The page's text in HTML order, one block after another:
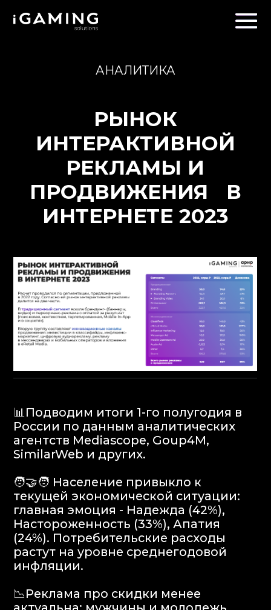
РЕКЛАМЫ И
ПРОДВИЖЕНИЯ В
ИНТЕРНЕТЕ 2023
📊Подводим итоги 1-го полугодия в
России по данным аналитических
агентств Mediascope, Goup4M,
SimilarWeb и других.
🧑‍🤝‍🧑 Население привыкло к
текущей экономической ситуации:
главная эмоция - Надежда (42%),
Настороженность (33%), Апатия
📉Реклама про скидки менее
актуальна: мужчины и молодежь
предпочитают юмор, женщины ищут
вдохновение. Брендам стоит
пересмотреть свою коммуникацию
📺Рост затрат в традиционных
медиа: количество рекламодателей
больше, чем в 2021. Рост рынка за
счет крупнейших рекламодателей,
инвестирующих в ТВ и другие медиа.
🌐 Потребление диджитала
продолжает расти: 84% россиян
старше 12 лет используют интернет
проводя в среднем более 5 часов в
день онлайн. Аудитория интернета